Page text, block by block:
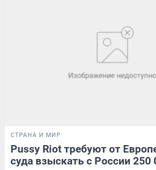
СТРАНА И МИР
Pussy Riot требуют от
суда взыскать с России 250